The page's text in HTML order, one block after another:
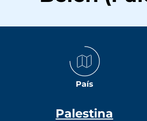
País
Palestina